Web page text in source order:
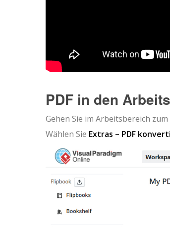
PDF in den
Gehen Sie im Arbeitsbereich
Wählen Sie Extras – PDF